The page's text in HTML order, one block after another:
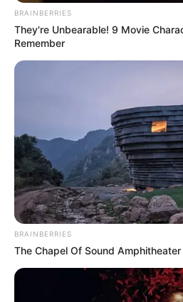
Szerző
BRAINBERRIES
They're Unbearable! 9 Movie
Remember
BRAINBERRIES
The Chapel Of Sound